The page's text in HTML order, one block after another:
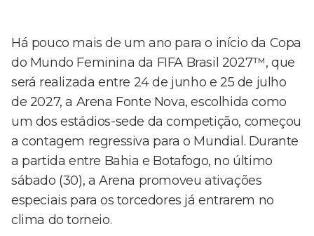
Há pouco mais de um ano para o início da Copa
do Mundo Feminina da FIFA Brasil 2027™, que
será realizada entre 24 de junho e 25 de julho
de 2027, a Arena Fonte Nova, escolhida como
um dos estádios-sede da competição, começou
a contagem regressiva para o Mundial. Durante
a partida entre Bahia e Botafogo, no último
sábado (30), a Arena promoveu ativações
especiais para os torcedores já entrarem no
clima do torneio.